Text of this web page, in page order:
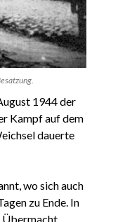
1944 der
Kampf auf dem
dauerte
wo sich auch
zu Ende. In
Übermacht